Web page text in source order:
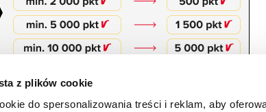
z plików cookie
do spersonalizowania treści i reklam, aby
wyjątkowej premii punktowej!